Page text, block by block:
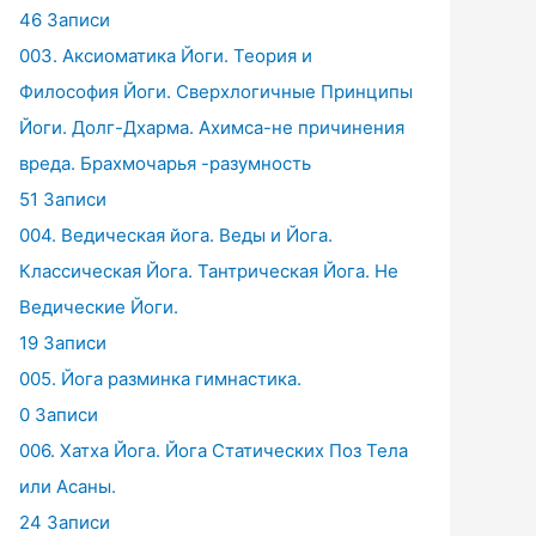
46 Записи
003. Аксиоматика Йоги. Теория и
Философия Йоги. Сверхлогичные Принципы
Йоги. Долг-Дхарма. Ахимса-не причинения
вреда. Брахмочарья -разумность
51 Записи
004. Ведическая йога. Веды и Йога.
Классическая Йога. Тантрическая Йога. Не
Ведические Йоги.
19 Записи
005. Йога разминка гимнастика.
0 Записи
006. Хатха Йога. Йога Статических Поз Тела
или Асаны.
24 Записи